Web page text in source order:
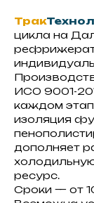
Трак
цикла на
ИСО 9001-
каждом
изоляция
дополняет
ресурс.
Сроки — от